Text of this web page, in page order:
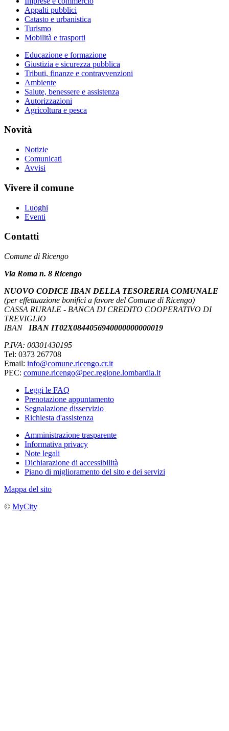
Appalti pubblici
Catasto e urbanistica
Turismo
Mobilità e trasporti
Educazione e formazione
Giustizia e sicurezza pubblica
Tributi, finanze e contravvenzioni
Ambiente
Salute, benessere e assistenza
Autorizzazioni
Agricoltura e pesca
Novità
Notizie
Comunicati
Avvisi
Vivere il comune
Luoghi
Eventi
Contatti
Comune di Ricengo
Via Roma n. 8 Ricengo
NUOVO CODICE IBAN DELLA TESORERIA COMUNALE
(per effettuazione bonifici a favore del Comune di Ricengo)
CASSA RURALE - BANCA DI CREDITO COOPERATIVO DI
TREVIGLIO
IBAN
IBAN IT02X0844056940000000000019
P.IVA: 00301430195
Tel: 0373 267708
Email: info@comune.ricengo.cr.it
PEC: comune.ricengo@pec.regione.lombardia.it
Leggi le FAQ
Prenotazione appuntamento
Segnalazione disservizio
Richiesta d'assistenza
Amministrazione trasparente
Informativa privacy
Note legali
Dichiarazione di accessibilità
Piano di miglioramento del sito e dei servizi
Mappa del sito
© MyCity